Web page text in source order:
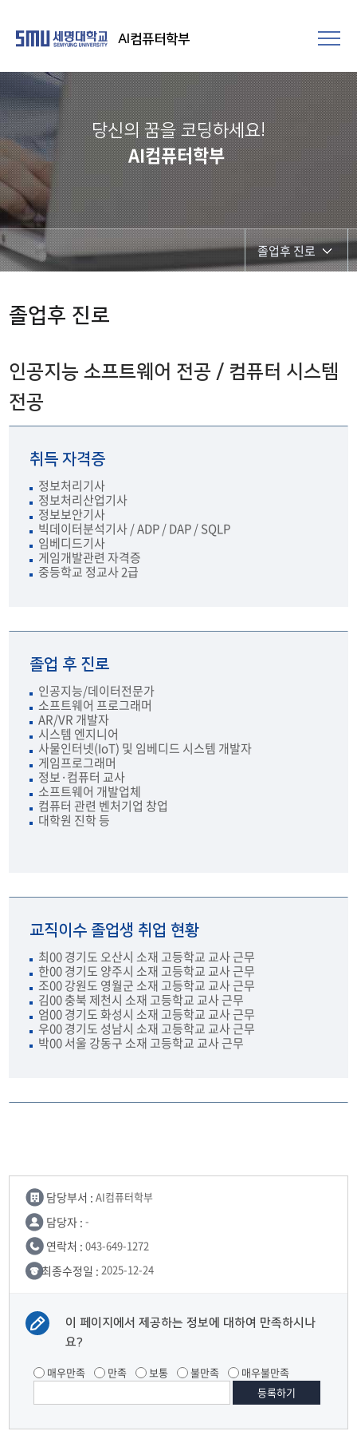
AI컴퓨터학부
당신의 꿈을 코딩하세요!
AI컴퓨터학부
졸업후 진로
취업정보
졸업후 진로
인공지능 소프트웨어 전공 / 컴퓨터 시스템
전공
취득 자격증
정보처리기사
정보처리산업기사
정보보안기사
빅데이터분석기사 / ADP / DAP / SQLP
임베디드기사
게임개발관련 자격증
중등학교 정교사 2급
졸업 후 진로
인공지능/데이터전문가
소프트웨어 프로그래머
AR/VR 개발자
시스템 엔지니어
사물인터넷(IoT) 및 임베디드 시스템 개발자
게임프로그래머
정보·컴퓨터 교사
소프트웨어 개발업체
컴퓨터 관련 벤처기업 창업
대학원 진학 등
교직이수 졸업생 취업 현황
최00 경기도 오산시 소재 고등학교 교사 근무
한00 경기도 양주시 소재 고등학교 교사 근무
조00 강원도 영월군 소재 고등학교 교사 근무
김00 충북 제천시 소재 고등학교 교사 근무
엄00 경기도 화성시 소재 고등학교 교사 근무
우00 경기도 성남시 소재 고등학교 교사 근무
박00 서울 강동구 소재 고등학교 교사 근무
담당부서 : AI컴퓨터학부
담당자 : -
연락처 : 043-649-1272
최종수정일 : 2025-12-24
이 페이지에서 제공하는 정보에 대하여 만족하시나
요?
매우만족 만족 보통 불만족 매우불만족